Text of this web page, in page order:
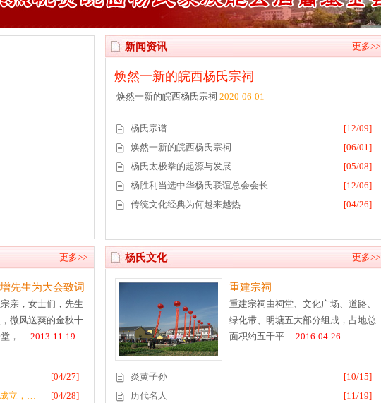
新闻资讯 更多>>
焕然一新的皖西杨氏宗祠
焕然一新的皖西杨氏宗祠 2020-06-01
杨氏宗谱
[12/09]
焕然一新的皖西杨氏宗祠
[06/01]
杨氏太极拳的起源与发展
[05/08]
杨胜利当选中华杨氏联谊总会会长
[12/06]
传统文化经典为何越来越热
[04/26]
更多>>
先生为大会致词
亲，女士们，先生
微风送爽的金秋十
堂，… 2013-11-19
[04/27]
立，…
[04/28]
杨氏文化 更多>>
重建宗祠
重建宗祠由祠堂、文化广场、道路、
绿化带、明塘五大部分组成，占地总
面积约五千平… 2016-04-26
炎黄子孙
[10/15]
历代名人
[11/19]